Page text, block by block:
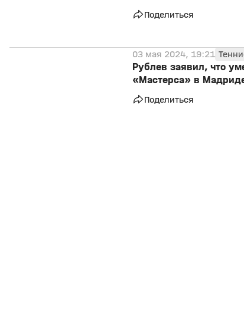
Поделиться
03 мая 2024, 19:21
Рублев заявил, что
«Мастерса» в
Поделиться